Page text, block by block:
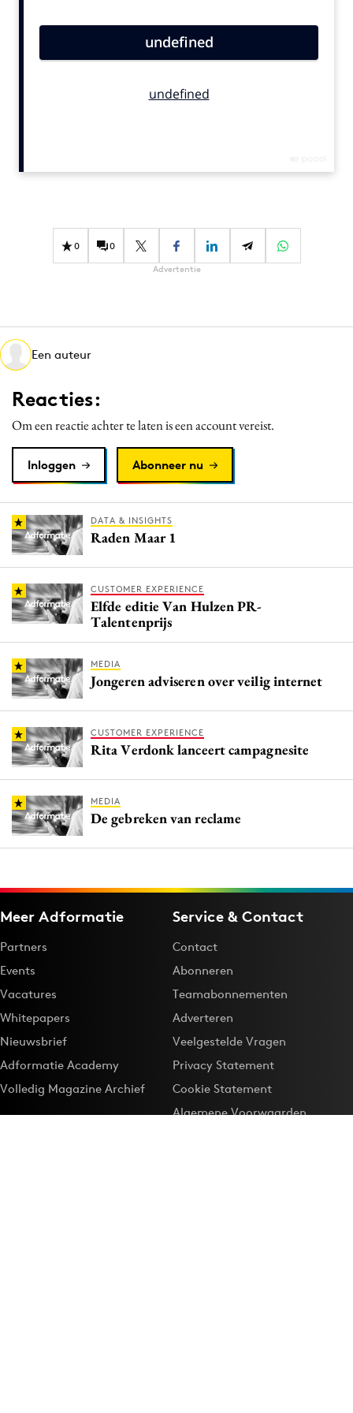
Carriere
Diversiteit
Interne communicatie
Martech
Media
Merkstrategie
PR
Purpose Marketing
Reputatie & crisis
0 0
Advertentie
Een auteur
Reacties:
Om een reactie achter te laten is een account vereist.
Inloggen Abonneer nu
DATA & INSIGHTS
Raden Maar 1
CUSTOMER EXPERIENCE
Elfde editie Van Hulzen PR-
Talentenprijs
MEDIA
Jongeren adviseren over veilig internet
CUSTOMER EXPERIENCE
Rita Verdonk lanceert campagnesite
MEDIA
De gebreken van reclame
Meer Adformatie
Partners
Events
Vacatures
Whitepapers
Nieuwsbrief
Adformatie Academy
Volledig Magazine Archief
Service & Contact
Contact
Abonneren
Teamabonnementen
Adverteren
Veelgestelde Vragen
Privacy Statement
Cookie Statement
Algemene Voorwaarden